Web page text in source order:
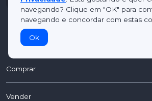
Cadastrar
Comprar
Vender
navegando? Clique em "OK" para
navegando e concordar com estas
Ok